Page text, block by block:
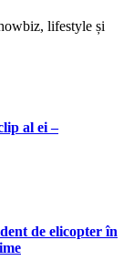
lifestyle și
al ei –
de elicopter în